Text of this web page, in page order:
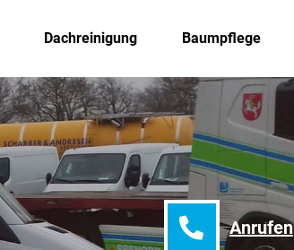
Dachreinigung Baumpflege
Anrufen